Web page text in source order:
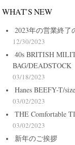
WHAT’S NEW
2023年の営業終了
12/30/2023
40s BRITISH
BAG/DEADSTOCK
03/18/2023
Hanes BEEFY-T/
03/02/2023
THE Comfortable
03/02/2023
新年のご挨拶